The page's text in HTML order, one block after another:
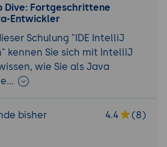
Dive: Fortgeschrittene
Entwickler
Schulung "IDE IntelliJ
kennen Sie sich mit IntelliJ
wie Sie als Java
bisher 4.4
(8)